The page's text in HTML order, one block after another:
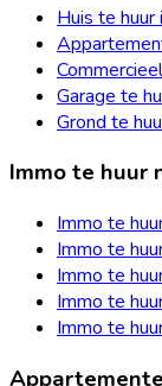
Huis te huur
Garage te
Grond te
Immo te huur
Immo te
Immo te
Immo te
Immo te
Immo te